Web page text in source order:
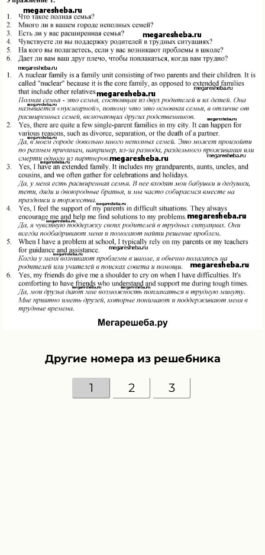
Другие номера из решебника
1 2 3